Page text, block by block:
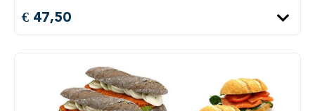
€ 47,50